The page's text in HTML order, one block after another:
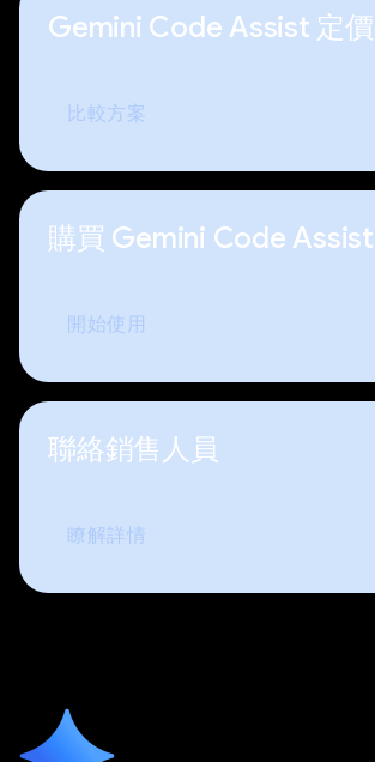
Gemini Code Assist 定價
比較方案
購買 Gemini Code
開始使用
聯絡銷售人員
瞭解詳情